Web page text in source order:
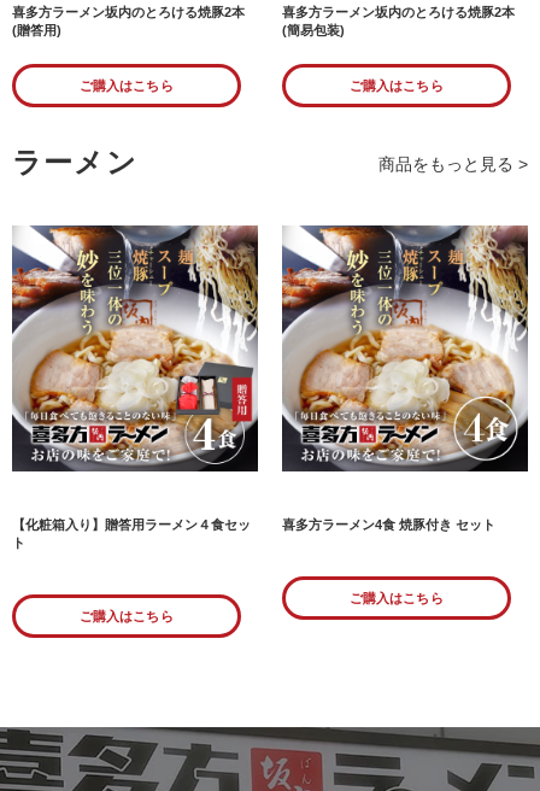
喜多方ラーメン坂内のとろける焼豚2本
(贈答用)
ご購入はこちら
喜多方ラーメン坂内のとろける焼豚2本
(簡易包装)
ご購入はこちら
ラーメン 商品をもっと見る >
【化粧箱入り】贈答用ラーメン４食セッ
ト
ご購入はこちら
喜多方ラーメン4食 焼豚付き セット
ご購入はこちら